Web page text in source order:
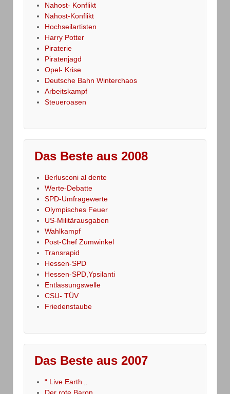
Nahost- Konflikt
Nahost-Konflikt
Hochseilartisten
Harry Potter
Piraterie
Piratenjagd
Opel- Krise
Deutsche Bahn Winterchaos
Arbeitskampf
Steueroasen
Das Beste aus 2008
Berlusconi al dente
Werte-Debatte
SPD-Umfragewerte
Olympisches Feuer
US-Militärausgaben
Wahlkampf
Post-Chef Zumwinkel
Transrapid
Hessen-SPD
Hessen-SPD,Ypsilanti
Entlassungswelle
CSU- TÜV
Friedenstaube
Das Beste aus 2007
“ Live Earth „
Der rote Baron